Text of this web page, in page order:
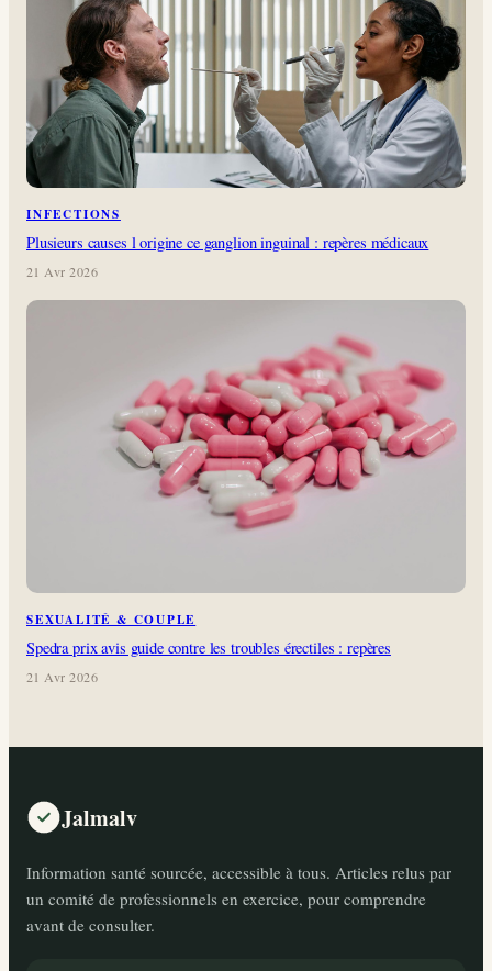
INFECTIONS
Plusieurs causes l origine ce ganglion inguinal : repères médicaux
21 Avr 2026
SEXUALITÉ & COUPLE
Spedra prix avis guide contre les troubles érectiles : repères
21 Avr 2026
Jalmalv
Information santé sourcée, accessible à tous. Articles relus par
un comité de professionnels en exercice, pour comprendre
avant de consulter.